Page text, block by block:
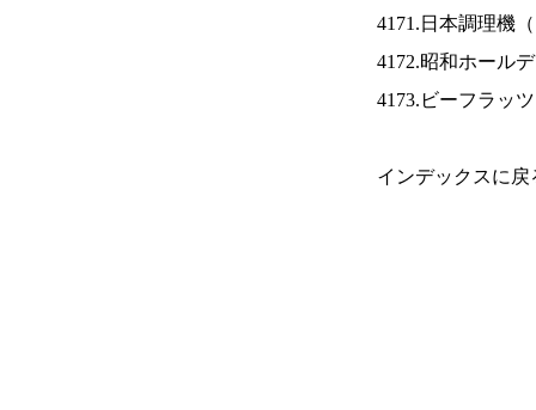
4171.日本調理機（
4172.昭和ホール
4173.ビーフラッ
インデックスに戻